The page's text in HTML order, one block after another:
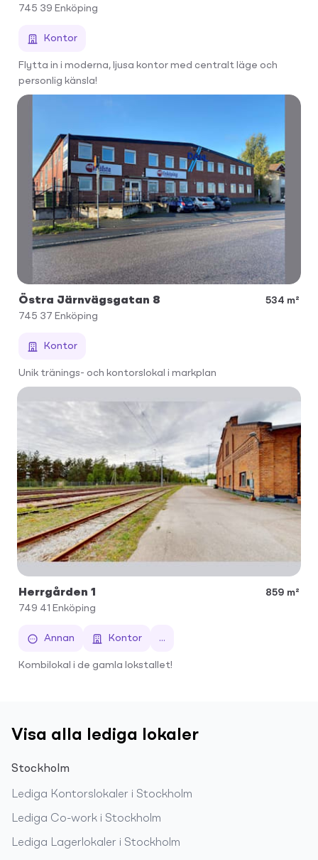
745 39 Enköping
Kontor
Flytta in i moderna, ljusa kontor med centralt läge och
personlig känsla!
Östra Järnvägsgatan 8
534 m²
745 37 Enköping
Kontor
Unik tränings- och kontorslokal i markplan
Herrgården 1
859 m²
749 41 Enköping
Annan Kontor ...
Kombilokal i de gamla lokstallet!
Visa alla lediga lokaler
Stockholm
Lediga Kontorslokaler i Stockholm
Lediga Co-work i Stockholm
Lediga Lagerlokaler i Stockholm